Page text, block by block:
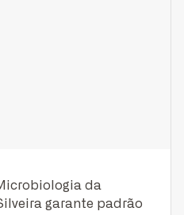
da
garante padrão